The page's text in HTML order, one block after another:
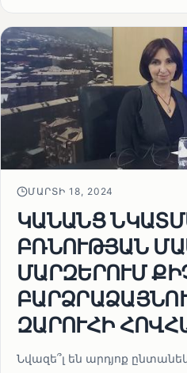
ՄԱՐՏԻ 18, 2024
ԿԱՆԱՆՑ
ԲՌՆՈՒԹՅԱՆ
ՄԱՐԶԵՐՈՒՄ
ԶԱՐՈՒՀԻ
Նվազե՞լ են արդյոք